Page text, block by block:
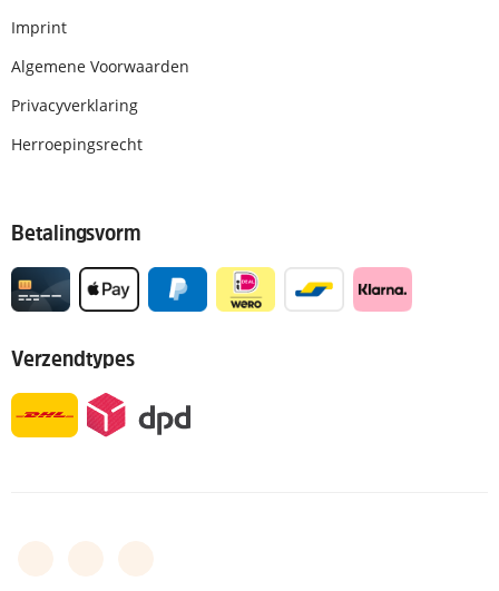
Imprint
Algemene Voorwaarden
Privacyverklaring
Herroepingsrecht
Betalingsvorm
Verzendtypes